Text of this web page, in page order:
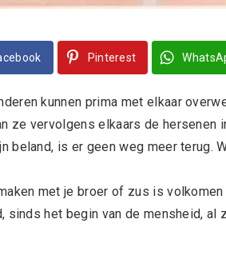
Pinterest
kunnen prima met elkaar
ze vervolgens elkaars de hersenen
beland, is er geen weg meer terug.
met je broer of zus is
sinds het begin van de mensheid, al